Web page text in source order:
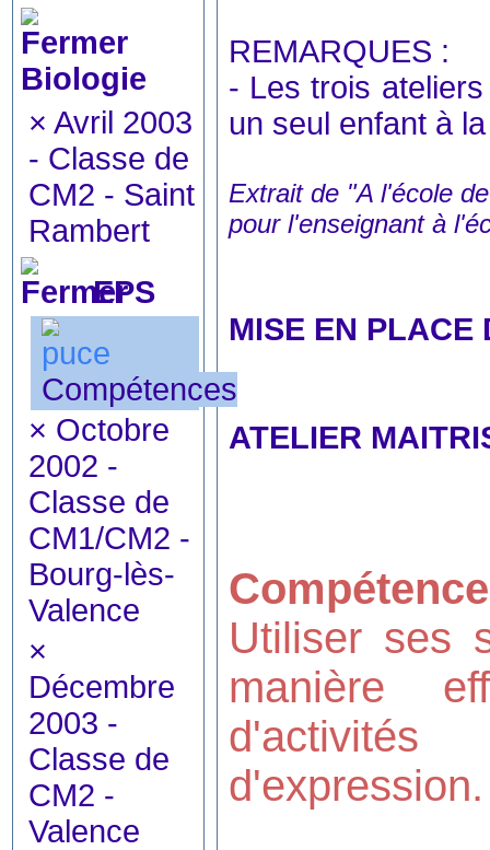
Biologie
× Avril 2003
- Classe de
CM2 - Saint
Rambert
EPS
Compétences
× Octobre
2002 -
Classe de
CM1/CM2 -
Bourg-lès-
Valence
×
Décembre
2003 -
Classe de
CM2 -
Valence
REMARQUES :
- Les trois
un seul enfant à
Extrait de "A l'école
pour l'enseignant à
MISE EN PLACE
ATELIER
Utiliser ses
manière
d'activités
d'expression.